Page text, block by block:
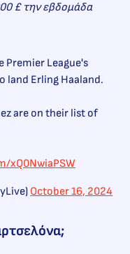
£ την εβδομάδα
Premier League's
land Erling Haaland.
are on their list of
xQ0NwiaPSW
October 16, 2024